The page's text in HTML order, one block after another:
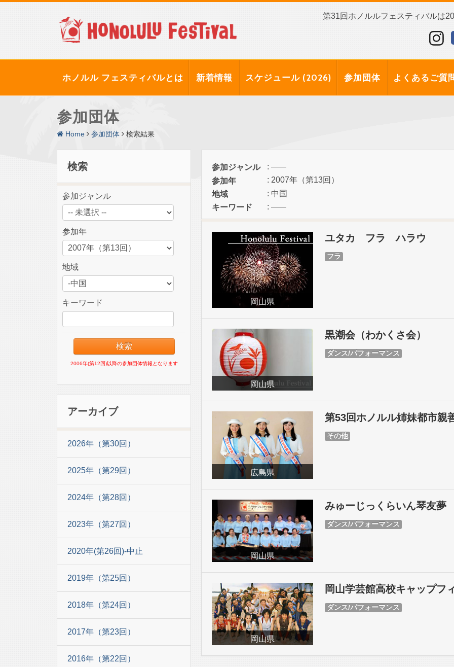
第31回ホノルルフェスティバルは
ホノルル フェスティバルとは 新着情報 スケジュール (2026) 参加団体 よくあるご質
参加団体
Home 参加団体 検索結果
検索
参加ジャンル
参加年
地域
キーワード
2006年(第12回)以降の参加団体情報となります
アーカイブ
2026年（第30回）
2025年（第29回）
2024年（第28回）
2023年（第27回）
2020年(第26回)-中止
2019年（第25回）
2018年（第24回）
2017年（第23回）
2016年（第22回）
参加ジャンル
:
参加年
: 2007年（第13回）
地域
: 中国
キーワード
:
岡山県
ユタカ フラ ハラウ
フラ
岡山県
黒潮会（わかくさ会）
ダンス/パフォーマンス
広島県
第53回ホノルル姉妹都市親
その他
岡山県
みゅーじっくらいん琴友夢
ダンス/パフォーマンス
岡山県
岡山学芸館高校キャップフ
ダンス/パフォーマンス